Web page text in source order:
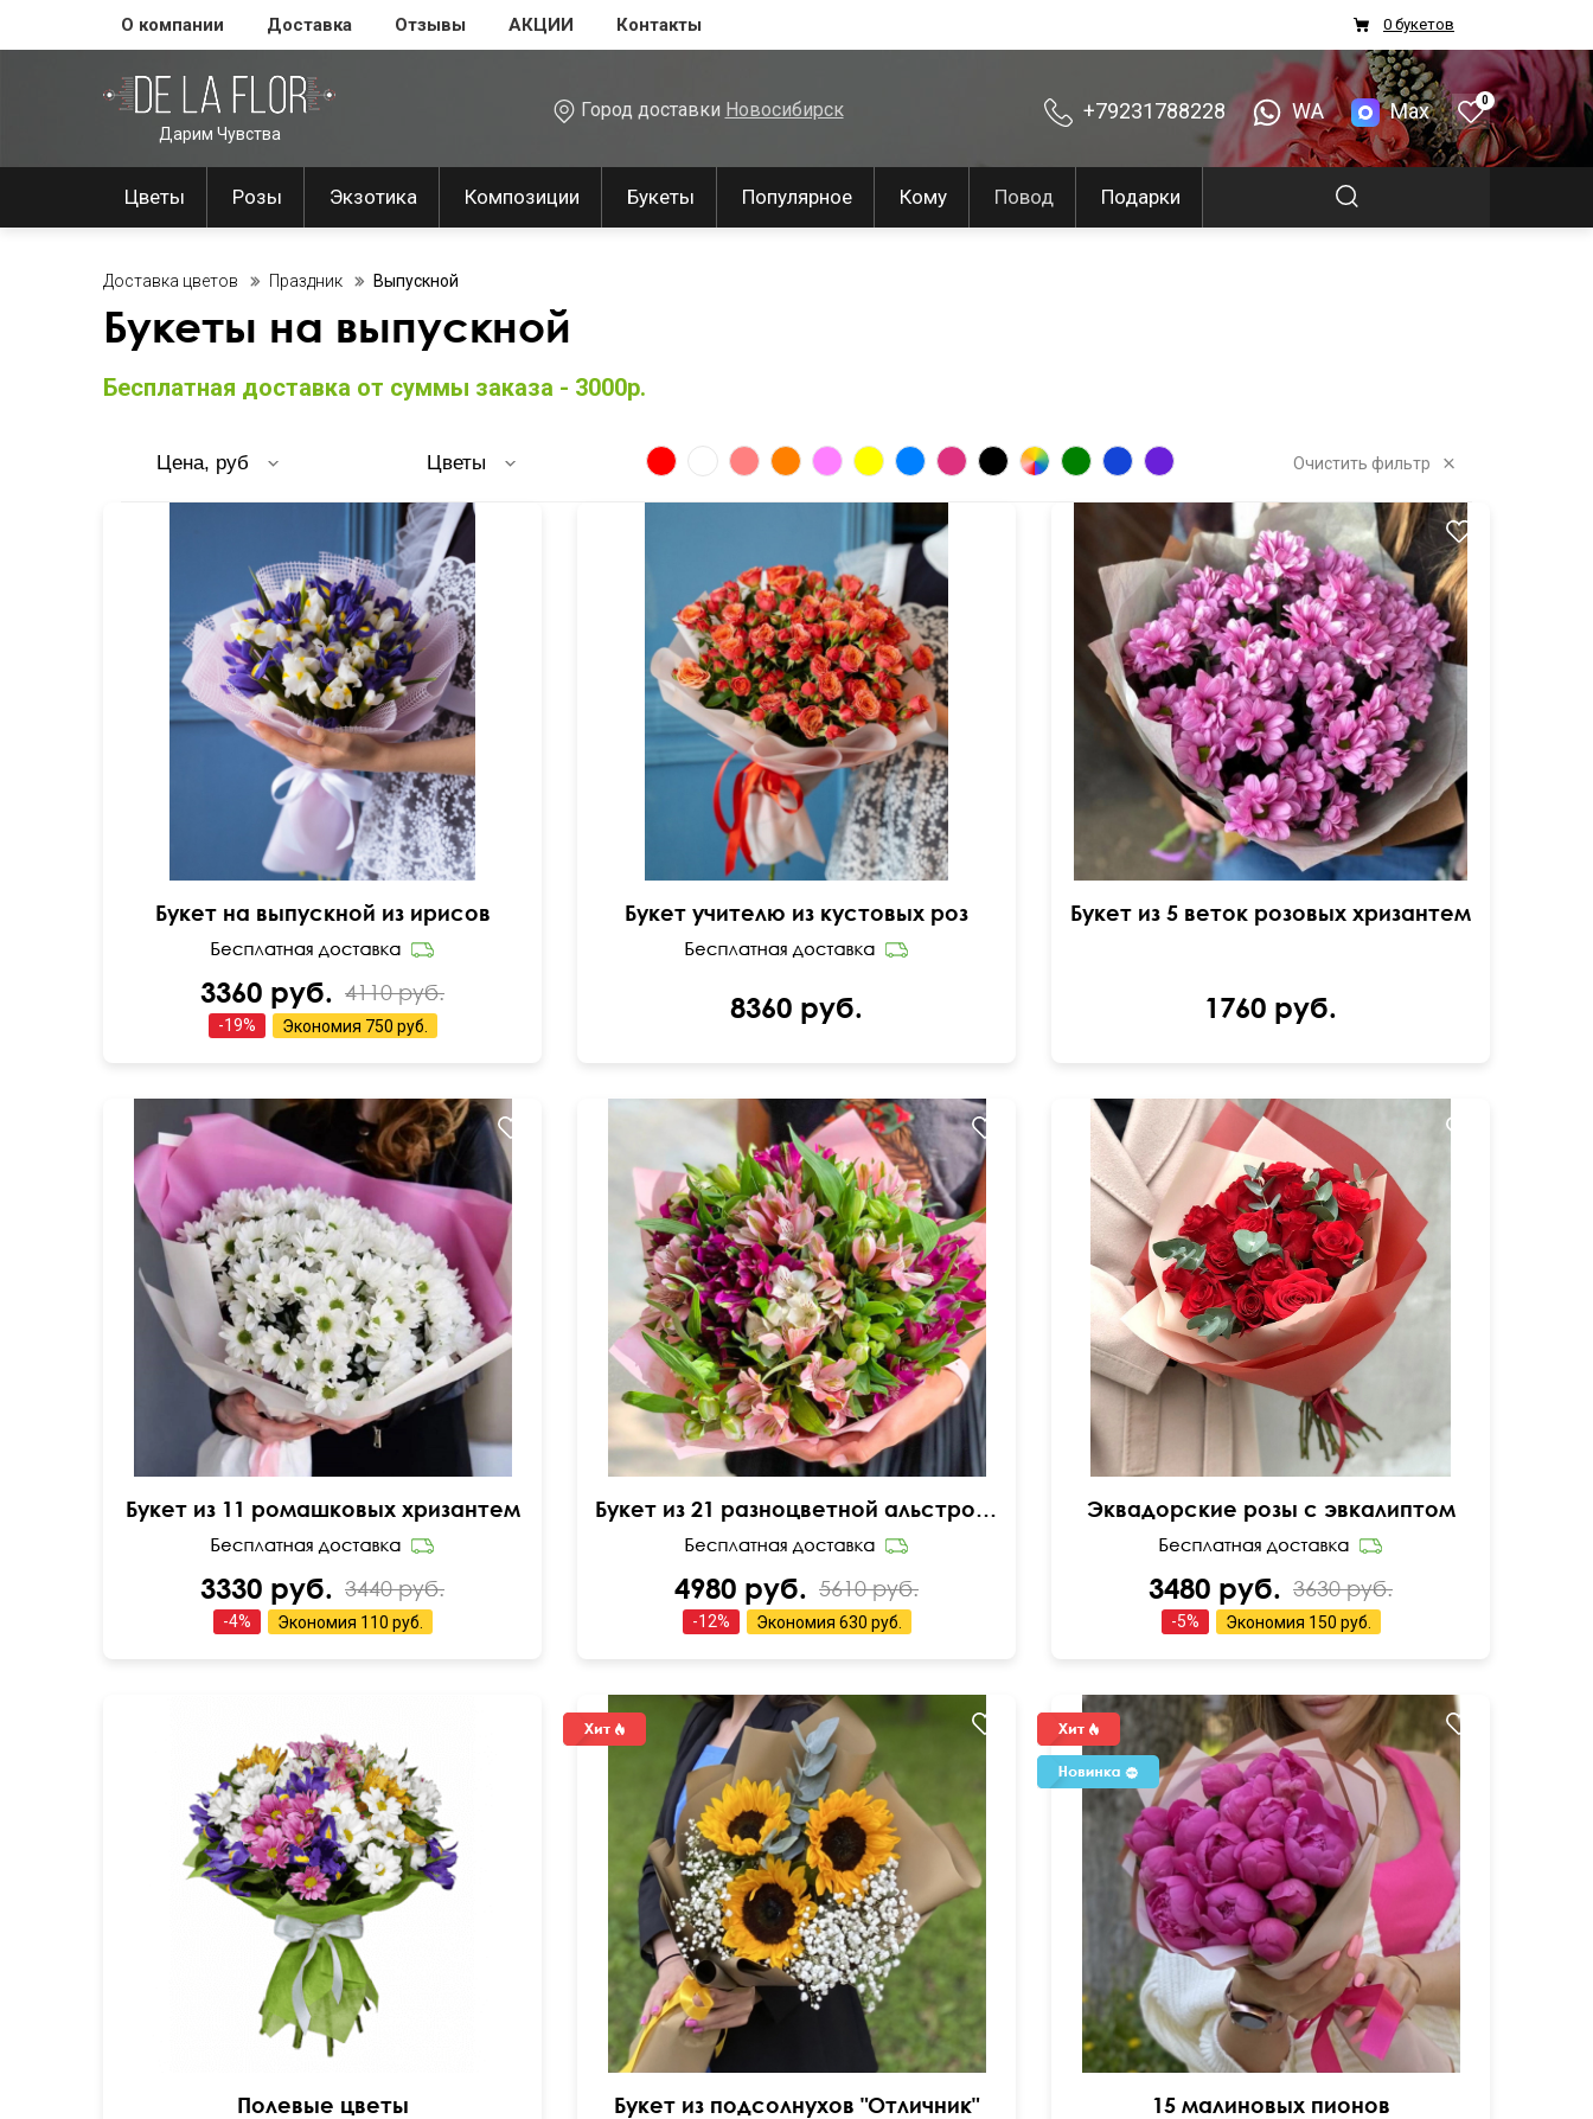
О компании Доставка Отзывы АКЦИИ Контакты 0 букетов
Дарим Чувства
Город доставки Новосибирск +79231788228 WA Max 0
Цветы Розы Экзотика Композиции Букеты Популярное Кому Повод Подарки
Доставка цветов Праздник Выпускной
Букеты на выпускной
Бесплатная доставка от суммы заказа - 3000р.
Цена, руб Цветы Очистить фильтр
В стильном оформлении
Букет на выпускной из ирисов
3360 руб. 4110 руб.
-19% Экономия 750 руб.
Букет учителю из кустовых роз
8360 руб.
Букет из 5 веток розовых хризантем
1760 руб.
Розовая дизайнерская упаковка
Букет из 11 ромашковых хризантем
3330 руб. 3440 руб.
-4% Экономия 110 руб.
Милая упаковка
Букет из 21 разноцветной альстромерии
4980 руб. 5610 руб.
-12% Экономия 630 руб.
Дизайнерская двойная упаковка
Эквадорские розы с эвкалиптом
3480 руб. 3630 руб.
-5% Экономия 150 руб.
Полевые цветы Букет из подсолнухов "Отличник" 15 малиновых пионов